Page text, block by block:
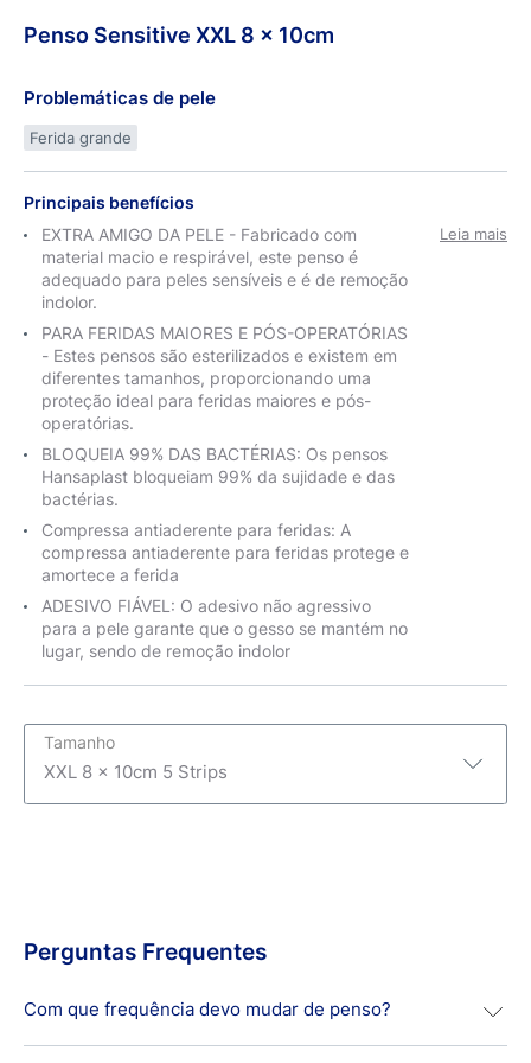
PensoSensitive XXL 8 x 10cm
Problemáticas de pele
Ferida grande
Principais benefícios
EXTRA AMIGO DA PELE - Fabricado com
material macio e respirável, este penso é
adequado para peles sensíveis e é de remoção
indolor.
PARA FERIDAS MAIORES E PÓS-OPERATÓRIAS
- Estes pensos são esterilizados e existem em
diferentes tamanhos, proporcionando uma
proteção ideal para feridas maiores e pós-
operatórias.
BLOQUEIA 99% DAS BACTÉRIAS: Os pensos
Hansaplast bloqueiam 99% da sujidade e das
bactérias.
Compressa antiaderente para feridas: A
compressa antiaderente para feridas protege e
amortece a ferida
ADESIVO FIÁVEL: O adesivo não agressivo
para a pele garante que o gesso se mantém no
lugar, sendo de remoção indolor
Leia mais
Tamanho
XXL 8 x 10cm 5 Strips
Perguntas Frequentes
Com que frequência devo mudar de penso?